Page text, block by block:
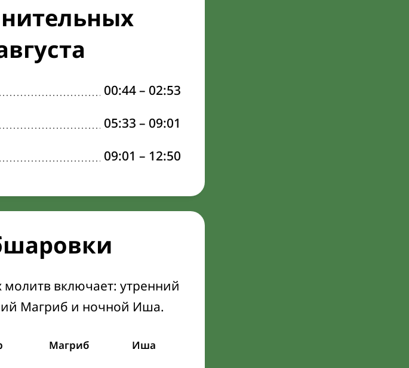
00:44– 02:53
05:33 – 09:01
09:01 – 12:50
включает: утренний
Магриб и ночной Иша.
Магриб Иша